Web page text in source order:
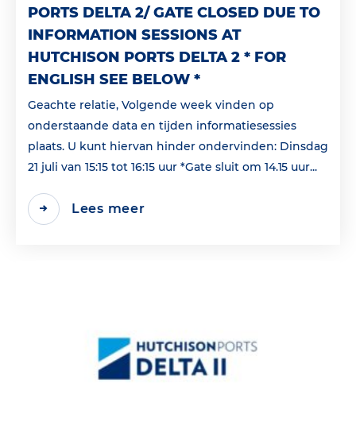
PORTS DELTA 2/ GATE CLOSED DUE TO
INFORMATION SESSIONS AT
HUTCHISON PORTS DELTA 2 * FOR
ENGLISH SEE BELOW *
Geachte relatie, Volgende week vinden op
onderstaande data en tijden informatiesessies
plaats. U kunt hiervan hinder ondervinden: Dinsdag
21 juli van 15:15 tot 16:15 uur *Gate sluit om 14.15 uur...
Lees meer